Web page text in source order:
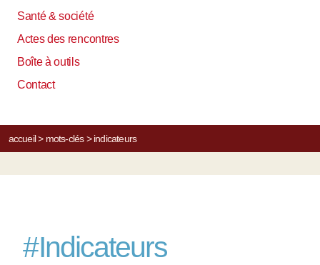
Santé & société
Actes des rencontres
Boîte à outils
Contact
accueil> mots-clés> indicateurs
#Indicateurs